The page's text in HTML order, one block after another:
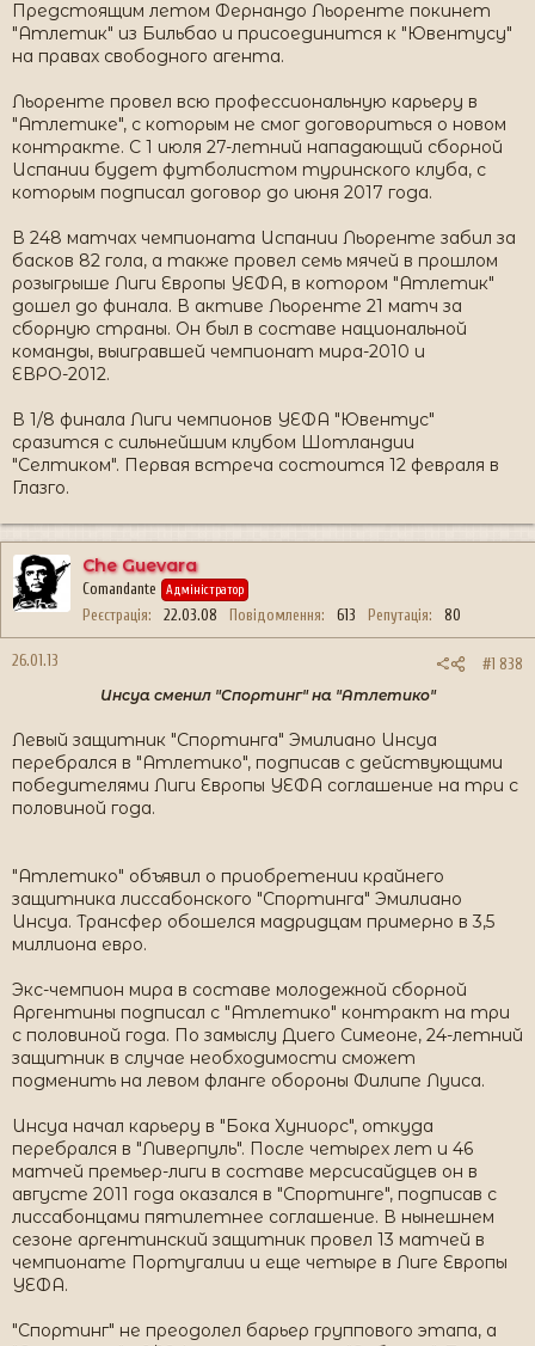
Предстоящим летом Фернандо Льоренте покинет
"Атлетик" из Бильбао и присоединится к "Ювентусу"
на правах свободного агента.
Льоренте провел всю профессиональную карьеру в
"Атлетике", с которым не смог договориться о новом
контракте. С 1 июля 27-летний нападающий сборной
Испании будет футболистом туринского клуба, с
которым подписал договор до июня 2017 года.
В 248 матчах чемпионата Испании Льоренте забил за
басков 82 гола, а также провел семь мячей в прошлом
розыгрыше Лиги Европы УЕФА, в котором "Атлетик"
дошел до финала. В активе Льоренте 21 матч за
сборную страны. Он был в составе национальной
команды, выигравшей чемпионат мира-2010 и
ЕВРО-2012.
В 1/8 финала Лиги чемпионов УЕФА "Ювентус"
сразится с сильнейшим клубом Шотландии
"Селтиком". Первая встреча состоится 12 февраля в
Глазго.
Che Guevara
Comandante Адміністратор
Реєстрація 22.03.08 Повідомлення 613 Репутація 80
26.01.13
#1 838
Инсуа сменил "Спортинг" на "Атлетико"
Левый защитник "Спортинга" Эмилиано Инсуа
перебрался в "Атлетико", подписав с действующими
победителями Лиги Европы УЕФА соглашение на три с
половиной года.
"Атлетико" объявил о приобретении крайнего
защитника лиссабонского "Спортинга" Эмилиано
Инсуа. Трансфер обошелся мадридцам примерно в 3,5
миллиона евро.
Экс-чемпион мира в составе молодежной сборной
Аргентины подписал с "Атлетико" контракт на три
с половиной года. По замыслу Диего Симеоне, 24-летний
защитник в случае необходимости сможет
подменить на левом фланге обороны Филипе Луиса.
Инсуа начал карьеру в "Бока Хуниорс", откуда
перебрался в "Ливерпуль". После четырех лет и 46
матчей премьер-лиги в составе мерсисайдцев он в
августе 2011 года оказался в "Спортинге", подписав с
лиссабонцами пятилетнее соглашение. В нынешнем
сезоне аргентинский защитник провел 13 матчей в
чемпионате Португалии и еще четыре в Лиге Европы
УЕФА.
"Спортинг" не преодолел барьер группового этапа, а